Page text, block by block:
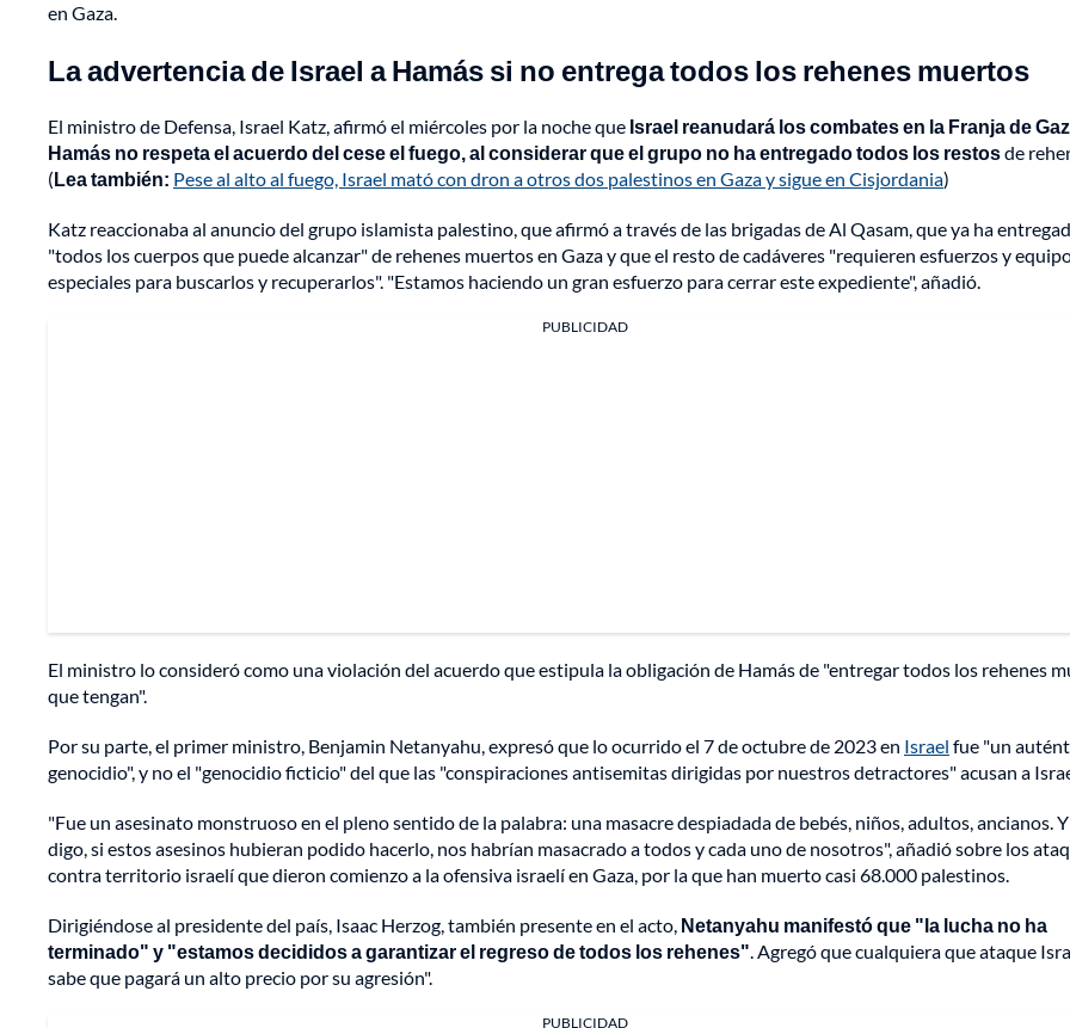
en Gaza.
La advertencia de Israel a Hamás si no entrega todos los rehenes muertos
El ministro de Defensa, Israel Katz, afirmó el miércoles por la noche que Israel reanudará los combates en la Franja de
Hamás no respeta el acuerdo del cese el fuego, al considerar que el grupo no ha entregado todos los restosde
(Lea también: Pese al alto al fuego, Israel mató con dron a otros dos palestinos en Gaza y sigue en Cisjordania)
Katz reaccionaba al anuncio del grupo islamista palestino, que afirmó a través de las brigadas de Al Qasam, que ya ha
"todos los cuerpos que puede alcanzar" de rehenes muertos en Gaza y que el resto de cadáveres "requieren esfuerzos y
especiales para buscarlos y recuperarlos". "Estamos haciendo un gran esfuerzo para cerrar este expediente", añadió.
PUBLICIDAD
El ministro lo consideró como una violación del acuerdo que estipula la obligación de Hamás de "entregar todos los rehenes
que tengan".
Por su parte, el primer ministro, Benjamin Netanyahu, expresó que lo ocurrido el 7 de octubre de 2023 en Israel fue "un
genocidio", y no el "genocidio ficticio" del que las "conspiraciones antisemitas dirigidas por nuestros detractores" acusan a
"Fue un asesinato monstruoso en el pleno sentido de la palabra: una masacre despiadada de bebés, niños, adultos, ancianos.
digo, si estos asesinos hubieran podido hacerlo, nos habrían masacrado a todos y cada uno de nosotros", añadió sobre los
contra territorio israelí que dieron comienzo a la ofensiva israelí en Gaza, por la que han muerto casi 68.000 palestinos.
Dirigiéndose al presidente del país, Isaac Herzog, también presente en el acto, Netanyahu manifestó que "la lucha no ha
terminado" y "estamos decididos a garantizar el regreso de todos los rehenes". Agregó que cualquiera que ataque
sabe que pagará un alto precio por su agresión".
PUBLICIDAD